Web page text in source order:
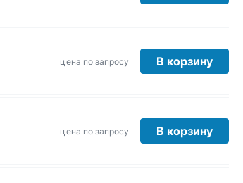
цена по запросу В корзину
цена по запросу В корзину